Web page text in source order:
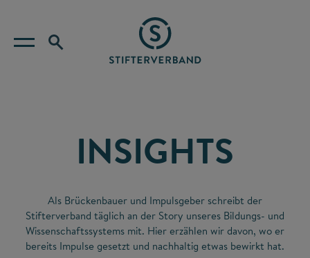
INSIGHTS
Als Brückenbauer und Impulsgeber schreibt der
Stifterverband täglich an der Story unseres Bildungs- und
Wissenschaftssystems mit. Hier erzählen wir davon, wo er
bereits Impulse gesetzt und nachhaltig etwas bewirkt hat.